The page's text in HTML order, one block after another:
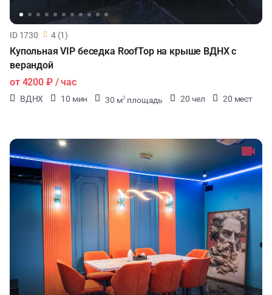
ID 1730 4 (1)
Купольная VIP беседка RoofTop на крыше ВДНХ с
верандой
от 4200 ₽/ час
ВДНХ 10 мин 30 м2 площадь 20 чел 20 мест